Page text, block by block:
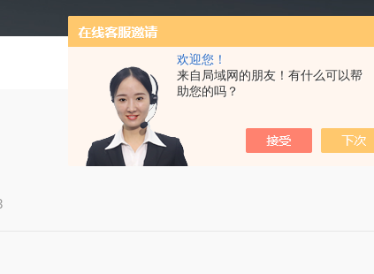
欢迎您！
来自局域网的朋友！有什么可以帮
助您的吗？